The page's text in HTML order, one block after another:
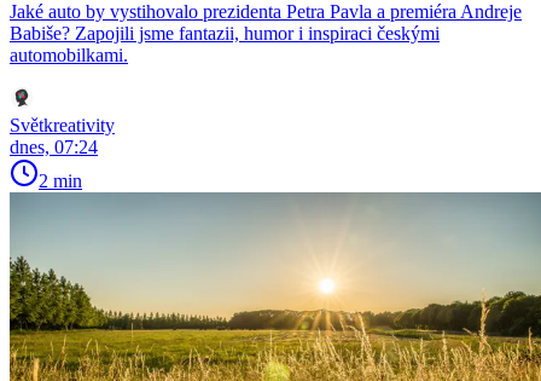
Jaké auto by vystihovalo prezidenta Petra Pavla a premiéra Andreje
Babiše? Zapojili jsme fantazii, humor i inspiraci českými
automobilkami.
Světkreativity
dnes, 07:24
2 min